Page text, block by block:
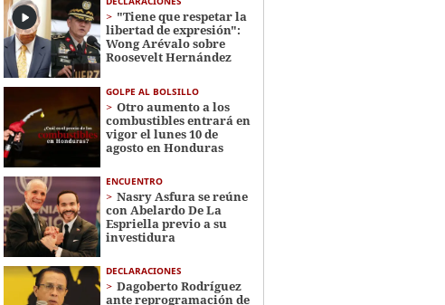
"Tiene que respetar la
libertad de expresión":
Wong Arévalo sobre
Roosevelt Hernández
GOLPE AL BOLSILLO
Otro aumento a los
combustibles entrará en
vigor el lunes 10 de
agosto en Honduras
ENCUENTRO
Nasry Asfura se reúne
con Abelardo De La
Espriella previo a su
investidura
DECLARACIONES
Dagoberto Rodríguez
ante reprogramación de